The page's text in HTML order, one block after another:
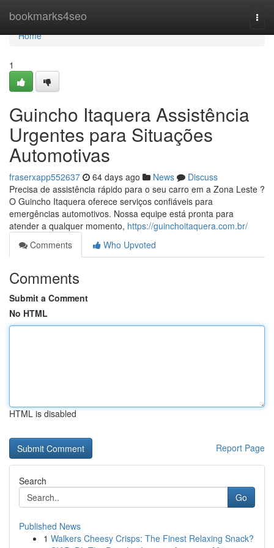
bookmarks4seo
Home
Home
1
Guincho Itaquera Assistência
Urgentes para Situações
Automotivas
fraserxapp552637 64 days ago News
Discuss
Precisa de assistência rápido para o seu carro em a Zona Leste ?
O Guincho Itaquera oferece serviços confiáveis para
emergências automotivos. Nossa equipe está pronta para
atender a qualquer momento, https://guinchoitaquera.com.br/
Comments
Who Upvoted
Comments
Submit a Comment
No HTML
HTML is disabled
Report Page
Search
Go
Published News
1 Walkers Cheesy Crisps: The Finest Relaxing Snack?